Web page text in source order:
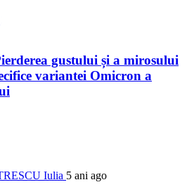
gustului și a mirosului
variantei Omicron a
Iulia 5 ani ago